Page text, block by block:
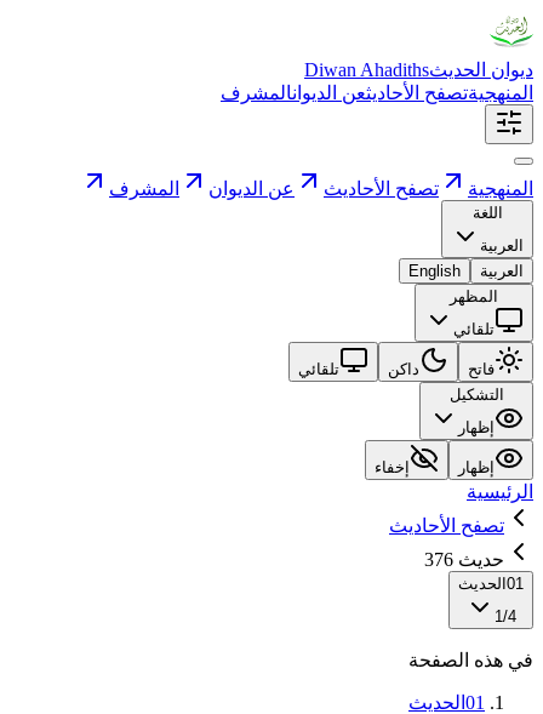
ديوان الحديثDiwan Ahadiths
المنهجيةتصفح الأحاديثعن الديوانالمشرف
المنهجية تصفح الأحاديث عن الديوان المشرف
اللغة
العربية
العربية
English
المظهر
تلقائي
فاتح داكن
تلقائي
التشكيل
إظهار
إظهار إخفاء
الرئيسية
تصفح الأحاديث
حديث 376
01 الحديث
1/4
في هذه الصفحة
01 الحديث